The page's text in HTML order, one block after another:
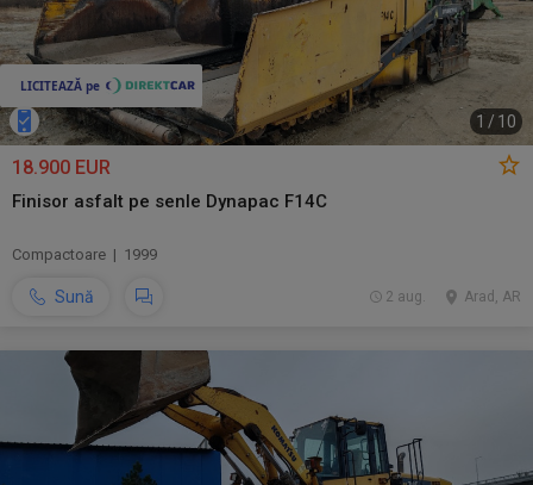
1 / 10
18.900 EUR
Finisor asfalt pe senle Dynapac F14C
Compactoare | 1999
Sună Arad, AR
2 aug.